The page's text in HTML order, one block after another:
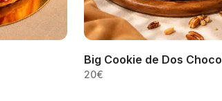
Big Cookie de Dos
20€